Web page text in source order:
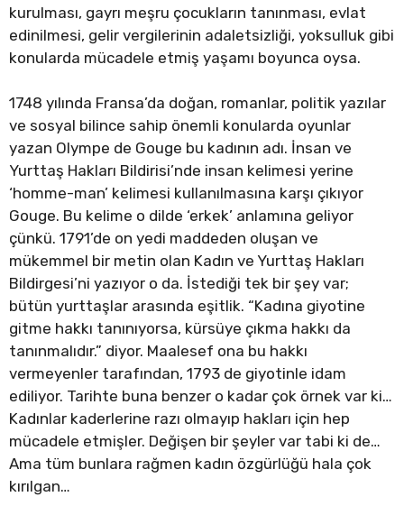
kurulması, gayrı meşru çocukların tanınması, evlat
edinilmesi, gelir vergilerinin adaletsizliği, yoksulluk gibi
konularda mücadele etmiş yaşamı boyunca oysa.
1748 yılında Fransa’da doğan, romanlar, politik yazılar
ve sosyal bilince sahip önemli konularda oyunlar
yazan Olympe de Gouge bu kadının adı. İnsan ve
Yurttaş Hakları Bildirisi’nde insan kelimesi yerine
‘homme-man’ kelimesi kullanılmasına karşı çıkıyor
Gouge. Bu kelime o dilde ‘erkek’ anlamına geliyor
çünkü. 1791’de on yedi maddeden oluşan ve
mükemmel bir metin olan Kadın ve Yurttaş Hakları
Bildirgesi’ni yazıyor o da. İstediği tek bir şey var;
bütün yurttaşlar arasında eşitlik. “Kadına giyotine
gitme hakkı tanınıyorsa, kürsüye çıkma hakkı da
tanınmalıdır.” diyor. Maalesef ona bu hakkı
vermeyenler tarafından, 1793 de giyotinle idam
ediliyor. Tarihte buna benzer o kadar çok örnek var ki…
Kadınlar kaderlerine razı olmayıp hakları için hep
mücadele etmişler. Değişen bir şeyler var tabi ki de…
Ama tüm bunlara rağmen kadın özgürlüğü hala çok
kırılgan…